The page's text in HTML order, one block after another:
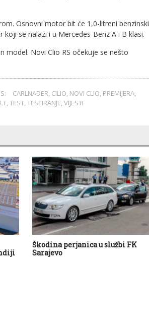
Osnovni motor bit će 1,0-litreni benzinski
se nalazi i u Mercedes-Benz A i B klasi.
model. Novi Clio RS očekuje se nešto
CARLNADER, CILIO, NOVI CLIO, PREMIJERA,
,TEST,TESTIRANJE,VIJESTI
Škodina perjanica u službi FK
Sarajevo